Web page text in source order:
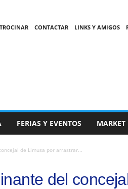
CONTACTAR LINKS Y AMIGOS
FERIAS Y EVENTOS MARKET
de Limusa por arrastrar...
del